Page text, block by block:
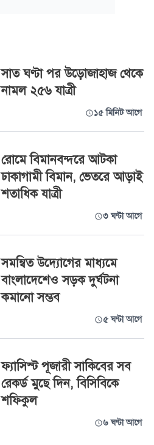
সাত ঘণ্টা পর উড়োজাহাজ থেকে
নামল ২৫৬ যাত্রী
১৫ মিনিট আগে
রোমে বিমানবন্দরে আটকা
ঢাকাগামী বিমান, ভেতরে আড়াই
শতাধিক যাত্রী
৩ ঘণ্টা আগে
সমন্বিত উদ্যোগের মাধ্যমে
বাংলাদেশেও সড়ক দুর্ঘটনা
কমানো সম্ভব
৫ ঘণ্টা আগে
ফ্যাসিস্ট পূজারী সাকিবের সব
রেকর্ড মুছে দিন, বিসিবিকে
শফিকুল
৬ ঘণ্টা আগে